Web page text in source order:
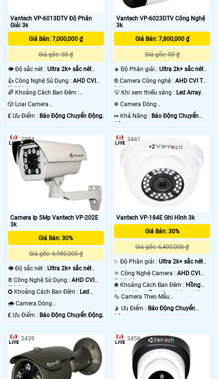
Vantech VP-6013DTV Độ Phân
Giải 3k
Giá Bán: 7,000,000 ₫
Giá gốc: 00 ₫
👁 Độ sắc nét : Ultra 2k+ sắc nét .
👍 Công Nghệ Sử Dụng : AHD CVI
TVI BCS.
🌈 Khoảng Cách Ban Đêm : .
🎲 Loại Camera .
️₤ Ưu Điểm : Báo Động Chuyển Động.
Vantech VP-6023DTV Công Nghệ
3k
Giá Bán: 7,800,000 ₫
Giá gốc: 00 ₫
☀️ Độ Phân giải :Ultra 2k+ sắc nét .
®️ Camera Công nghệ :AHD CVI TVI
BCS.
💡 Khi xem thiếu sáng : Led Array.
❄ Camera Dòng .
️↭ Khả Năng : Báo Động Chuyển
Động.
Camera Ip 5Mp Vantech VP-202E
3k
Giá Bán: 30%
Giá gốc: 6,980,000 ₫
👁 Độ sắc nét : Ultra 2k+ sắc nét .
®️ Công Nghệ Sử Dụng : AHD CVI
TVI BCS.
✪ Khoảng Cách Ban Đêm : Led
Array.🌧️ Camera Dòng .
️₤ Ưu Điểm : Báo Động Chuyển Động.
2984
Vantech VP-184E Ghi Hình 3k
Giá Bán: 30%
Giá gốc: 6,400,000 ₫
✨ Độ Phân giải :Ultra 2k+ sắc nét .
⚛️ Công Nghệ Camera :AHD CVI
TVI BCS.
❃ Khoảng Cách Ban Đêm : Hồng
Ngoại 40m Hồng Ngoại Smart IR.
🔩 Camera Theo Mẫu .
️📡 Ưu Điểm : Báo Động Chuyển
3441
3439 3456